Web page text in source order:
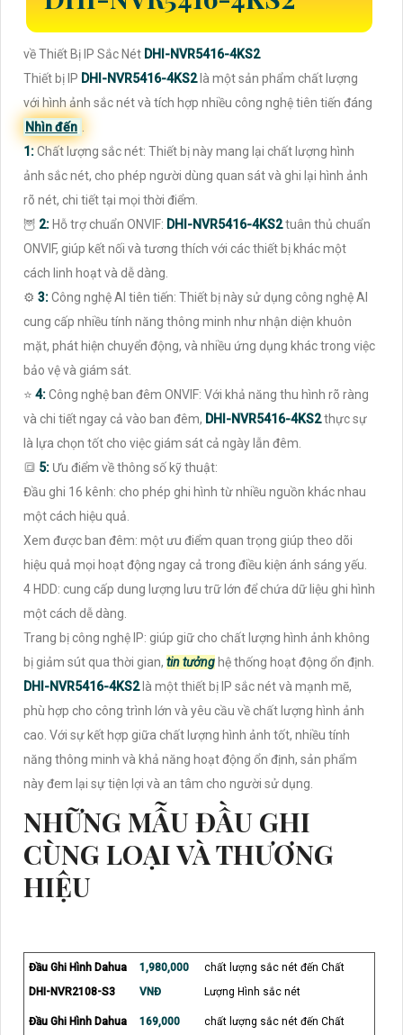
về Thiết Bị IP Sắc Nét DHI-NVR5416-4KS2
Thiết bị IP DHI-NVR5416-4KS2 là một sản phẩm chất lượng
với hình ảnh sắc nét và tích hợp nhiều công nghệ tiên tiến đáng
Nhìn đến
1:Chất lượng sắc nét: Thiết bị này mang lại chất lượng hình
ảnh sắc nét, cho phép người dùng quan sát và ghi lại hình ảnh
rõ nét, chi tiết tại mọi thời điểm.
🦉 2: Hỗ trợ chuẩn ONVIF: DHI-NVR5416-4KS2tuân thủ chuẩn
ONVIF, giúp kết nối và tương thích với các thiết bị khác một
cách linh hoạt và dễ dàng.
⚙ 3:Công nghệ AI tiên tiến: Thiết bị này sử dụng công nghệ AI
cung cấp nhiều tính năng thông minh như nhận diện khuôn
mặt, phát hiện chuyển động, và nhiều ứng dụng khác trong việc
bảo vệ và giám sát.
⭐ 4:Công nghệ ban đêm ONVIF: Với khả năng thu hình rõ ràng
và chi tiết ngay cả vào ban đêm, DHI-NVR5416-4KS2thực sự
là lựa chọn tốt cho việc giám sát cả ngày lẫn đêm.
🔳 5: Ưu điểm về thông số kỹ thuật:
Đầu ghi 16 kênh: cho phép ghi hình từ nhiều nguồn khác nhau
một cách hiệu quả.
Xem được ban đêm: một ưu điểm quan trọng giúp theo dõi
hiệu quả mọi hoạt động ngay cả trong điều kiện ánh sáng yếu.
4 HDD: cung cấp dung lượng lưu trữ lớn để chứa dữ liệu ghi hình
một cách dễ dàng.
Trang bị công nghệ IP: giúp giữ cho chất lượng hình ảnh không
bị giảm sút qua thời gian, tin tưởng hệ thống hoạt động ổn định.
DHI-NVR5416-4KS2 là một thiết bị IP sắc nét và mạnh mẽ,
phù hợp cho công trình lớn và yêu cầu về chất lượng hình ảnh
cao. Với sự kết hợp giữa chất lượng hình ảnh tốt, nhiều tính
năng thông minh và khả năng hoạt động ổn định, sản phẩm
này đem lại sự tiện lợi và an tâm cho người sử dụng.
NHỮNG MẪU ĐẦU GHI
CÙNG LOẠI VÀ THƯƠNG
HIỆU
Đầu Ghi Hình Dahua
DHI-NVR2108-S3
1,980,000
VNĐ
chất lượng sắc nét đến Chất
Lượng Hình sắc nét
Đầu Ghi Hình Dahua
169,000
chất lượng sắc nét đến Chất